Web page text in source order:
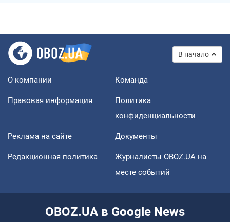
В начало
О компании Команда
Правовая информация
Политика
конфиденциальности
Реклама на сайте Документы
Редакционная политика
Журналисты OBOZ.UA на
месте событий
OBOZ.UA в Google News